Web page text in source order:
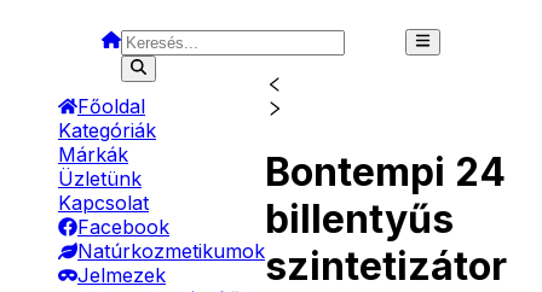
Főoldal
Kategóriák
Márkák
Üzletünk
Kapcsolat
Facebook
Natúrkozmetikumok
Jelmezek
Bontempi 24
billentyűs
szintetizátor